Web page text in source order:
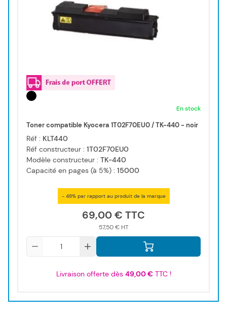
En stock
Toner compatible Kyocera 1T02F70EU0 / TK-440 - noir
Réf : KLT440
Réf constructeur : 1T02F70EU0
Modèle constructeur : TK-440
Capacité en pages (à 5%) : 15000
- 48% par rapport au produit de la marque
69,00 €
57,50 €
Livraison offerte dès 49,00 €TTC !